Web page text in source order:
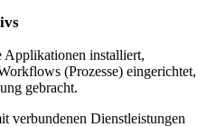
installiert,
(Prozesse) eingerichtet,
gebracht.
verbundenen Dienstleistungen